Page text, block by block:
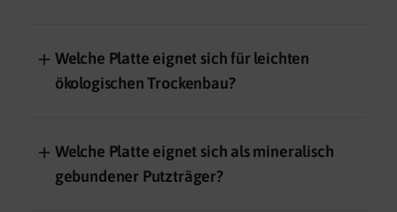
＋ Welche Platte eignet sich für leichten
ökologischen Trockenbau?
＋ Welche Platte eignet sich als mineralisch
gebundener Putzträger?